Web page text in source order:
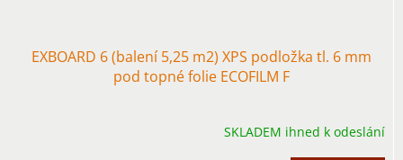
EXBOARD 6 (balení 5,25 m2) XPS podložka tl. 6 mm
pod topné folie ECOFILM F
SKLADEM ihned k odeslání